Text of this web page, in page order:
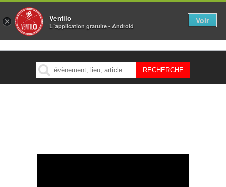
MENU
× Ventilo
L´application gratuite - Android
Voir